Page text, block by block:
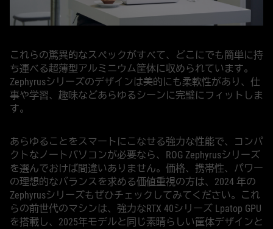
これらの驚異的なスペックがすべて、どこにでも簡単に持
ち運べる超薄型アルミニウム筐体に収められています。
Zephyrusシリーズのデザインは美的にも柔軟性があり、仕
事や学習、趣味などあらゆるシーンに完璧にフィットしま
す。
あらゆることをスマートにこなせる強力な性能で、コンパ
クトなノートパソコンが必要なら、ROG Zephyrusシリーズ
を選んでおけば間違いありません。価格、携帯性、パワー
の理想的なバランスを求める価値重視の方は、2024 年の
Zephyrusシリーズもぜひチェックしてみてください。これ
らの前世代のマシンは、強力なRTX 40シリーズ Lpatop GPU
を搭載し、2025年モデルと同じ素晴らしい筐体デザインと